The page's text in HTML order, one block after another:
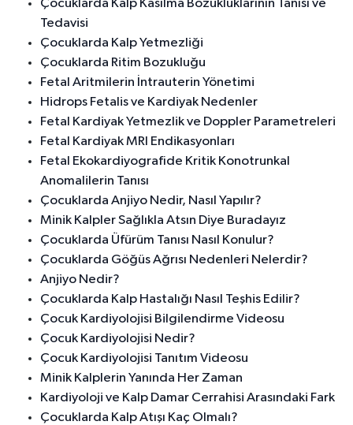
Çocuklarda Kalp Kasılma Bozukluklarının Tanısı ve
Tedavisi
Çocuklarda Kalp Yetmezliği
Çocuklarda Ritim Bozukluğu
Fetal Aritmilerin İntrauterin Yönetimi
Hidrops Fetalis ve Kardiyak Nedenler
Fetal Kardiyak Yetmezlik ve Doppler Parametreleri
Fetal Kardiyak MRI Endikasyonları
Fetal Ekokardiyografide Kritik Konotrunkal
Anomalilerin Tanısı
Çocuklarda Anjiyo Nedir, Nasıl Yapılır?
Minik Kalpler Sağlıkla Atsın Diye Buradayız
Çocuklarda Üfürüm Tanısı Nasıl Konulur?
Çocuklarda Göğüs Ağrısı Nedenleri Nelerdir?
Anjiyo Nedir?
Çocuklarda Kalp Hastalığı Nasıl Teşhis Edilir?
Çocuk Kardiyolojisi Bilgilendirme Videosu
Çocuk Kardiyolojisi Nedir?
Çocuk Kardiyolojisi Tanıtım Videosu
Minik Kalplerin Yanında Her Zaman
Kardiyoloji ve Kalp Damar Cerrahisi Arasındaki Fark
Çocuklarda Kalp Atışı Kaç Olmalı?